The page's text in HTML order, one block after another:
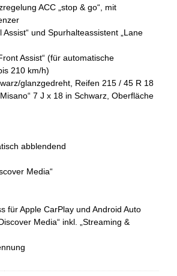
ACC „stop & go“, mit
und Spurhalteassistent „Lane
Assist“ (für automatische
210 km/h)
glanzgedreht, Reifen 215 / 45 R 18
7 J x 18 in Schwarz, Oberfläche
abblendend
Media“
für Apple CarPlay und Android Auto
Media“ inkl. „Streaming &